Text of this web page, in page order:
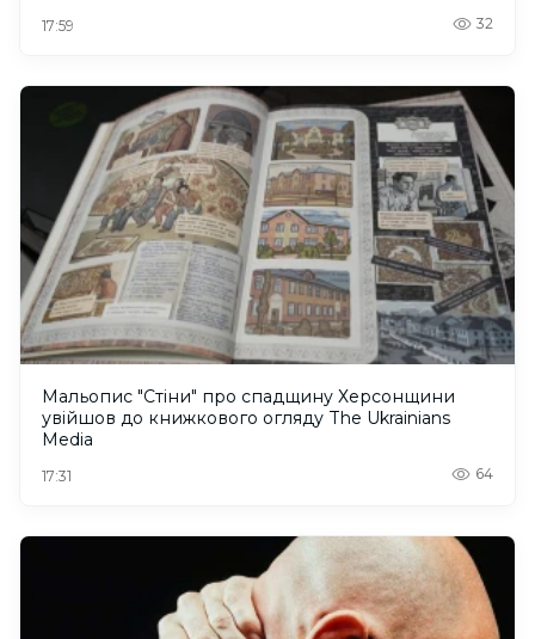
17:59 32
Мальопис "Стіни" про спадщину Херсонщини
увійшов до книжкового огляду The Ukrainians
Media
17:31 64